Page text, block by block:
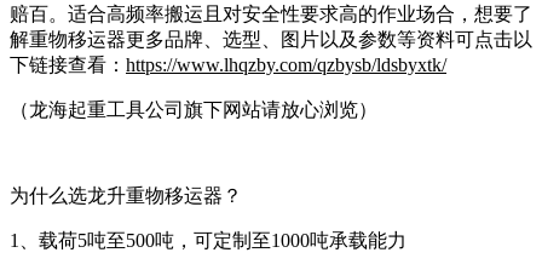
赔百。适合高频率搬运且对安全性要求高的作业场合，想要了
解重物移运器更多品牌、选型、图片以及参数等资料可点击以
下链接查看： https://www.lhqzby.com/qzbysb/ldsbyxtk/
（龙海起重工具公司旗下网站请放心浏览）
为什么选龙升重物移运器？
1、载荷5吨至500吨，可定制至1000吨承载能力